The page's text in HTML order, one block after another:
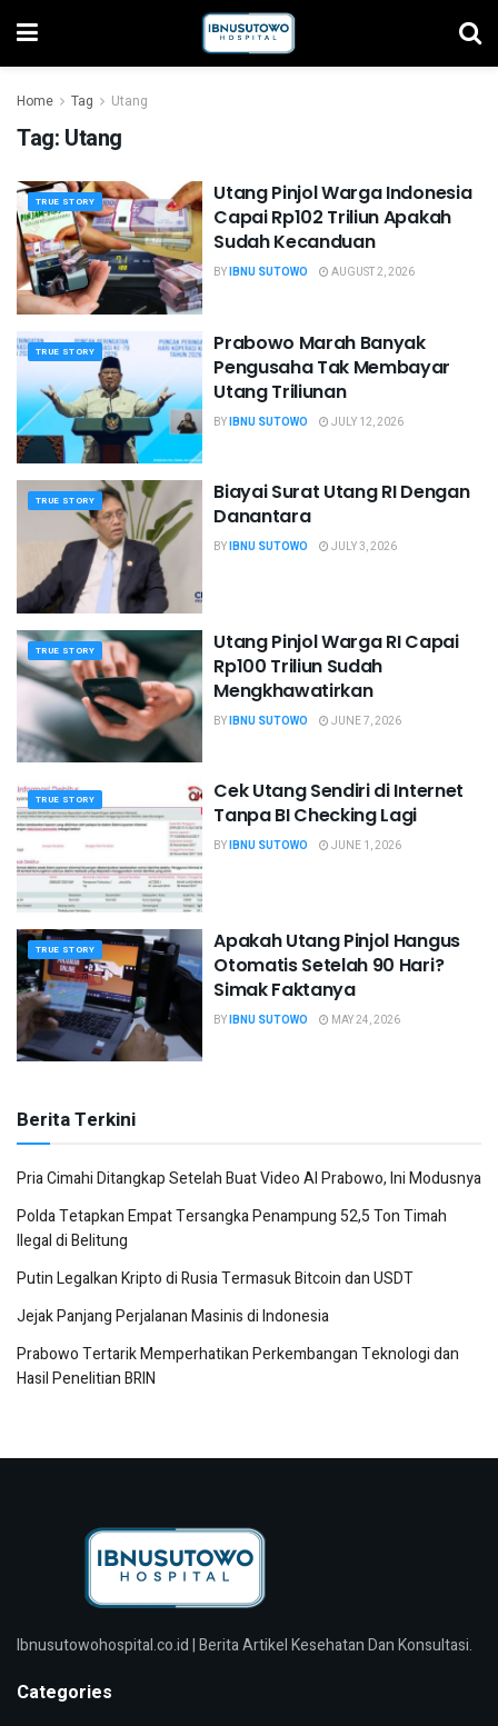
Home Tag Utang
Tag: Utang
TRUE STORY
Utang Pinjol Warga Indonesia
Capai Rp102 Triliun Apakah
Sudah Kecanduan
BYIBNU SUTOWO AUGUST 2, 2026
TRUE STORY
Prabowo Marah Banyak
Pengusaha Tak Membayar
Utang Triliunan
BYIBNU SUTOWO JULY 12, 2026
TRUE STORY
Biayai Surat Utang RI Dengan
Danantara
BYIBNU SUTOWO JULY 3, 2026
TRUE STORY
Utang Pinjol Warga RI Capai
Rp100 Triliun Sudah
Mengkhawatirkan
BYIBNU SUTOWO JUNE 7, 2026
TRUE STORY
Cek Utang Sendiri di Internet
Tanpa BI Checking Lagi
BYIBNU SUTOWO JUNE 1, 2026
TRUE STORY
Apakah Utang Pinjol Hangus
Otomatis Setelah 90 Hari?
Simak Faktanya
BYIBNU SUTOWO MAY 24, 2026
Berita Terkini
Pria Cimahi Ditangkap Setelah Buat Video AI Prabowo, Ini Modusnya
Polda Tetapkan Empat Tersangka Penampung 52,5 Ton Timah
Ilegal di Belitung
Putin Legalkan Kripto di Rusia Termasuk Bitcoin dan USDT
Jejak Panjang Perjalanan Masinis di Indonesia
Prabowo Tertarik Memperhatikan Perkembangan Teknologi dan
Hasil Penelitian BRIN
Ibnusutowohospital.co.id | Berita Artikel Kesehatan Dan Konsultasi.
Categories